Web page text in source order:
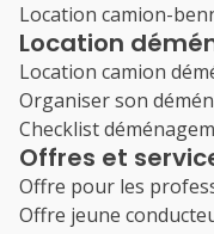
Location camion-
Location
Location camion
Organiser son
Checklist
Offres et
Offre pour les
Offre jeune